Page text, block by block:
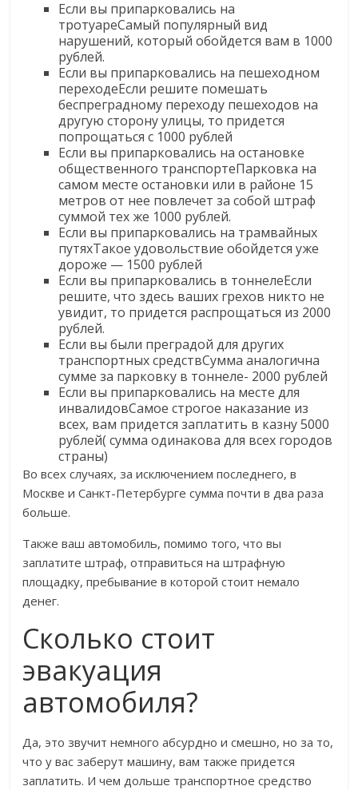
Если вы припарковались на
тротуареСамый популярный вид
нарушений, который обойдется вам в 1000
рублей.
Если вы припарковались на пешеходном
переходеЕсли решите помешать
беспреградному переходу пешеходов на
другую сторону улицы, то придется
попрощаться с 1000 рублей
Если вы припарковались на остановке
общественного транспортеПарковка на
самом месте остановки или в районе 15
метров от нее повлечет за собой штраф
суммой тех же 1000 рублей.
Если вы припарковались на трамвайных
путяхТакое удовольствие обойдется уже
дороже — 1500 рублей
Если вы припарковались в тоннелеЕсли
решите, что здесь ваших грехов никто не
увидит, то придется распрощаться из 2000
рублей.
Если вы были преградой для других
транспортных средствСумма аналогична
сумме за парковку в тоннеле- 2000 рублей
Если вы припарковались на месте для
инвалидовСамое строгое наказание из
всех, вам придется заплатить в казну 5000
рублей( сумма одинакова для всех городов
страны)
Во всех случаях, за исключением последнего, в
Москве и Санкт-Петербурге сумма почти в два раза
больше.
Также ваш автомобиль, помимо того, что вы
заплатите штраф, отправиться на штрафную
площадку, пребывание в которой стоит немало
денег.
Сколько стоит
эвакуация
автомобиля?
Да, это звучит немного абсурдно и смешно, но за то,
что у вас заберут машину, вам также придется
заплатить. И чем дольше транспортное средство